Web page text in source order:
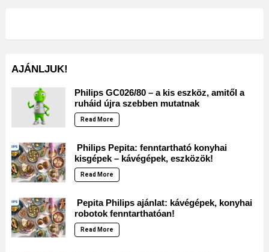
AJÁNLJUK!
Philips GC026/80 – a kis eszköz, amitől a
ruháid újra szebben mutatnak
Read More
Philips Pepita: fenntartható konyhai
kisgépek – kávégépek, eszközök!
Read More
Pepita Philips ajánlat: kávégépek, konyhai
robotok fenntarthatóan!
Read More